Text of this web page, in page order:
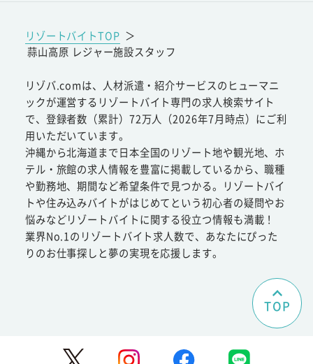
リゾートバイトTOP ＞
蒜山高原 レジャー施設スタッフ
リゾバ.comは、人材派遣・紹介サービスのヒューマニ
ックが運営するリゾートバイト専門の求人検索サイト
で、登録者数（累計）72万人（2026年7月時点）にご利
用いただいています。
沖縄から北海道まで日本全国のリゾート地や観光地、ホ
テル・旅館の求人情報を豊富に掲載しているから、職種
や勤務地、期間など希望条件で見つかる。リゾートバイ
トや住み込みバイトがはじめてという初心者の疑問やお
悩みなどリゾートバイトに関する役立つ情報も満載！
業界No.1のリゾートバイト求人数で、あなたにぴった
りのお仕事探しと夢の実現を応援します。
TOP